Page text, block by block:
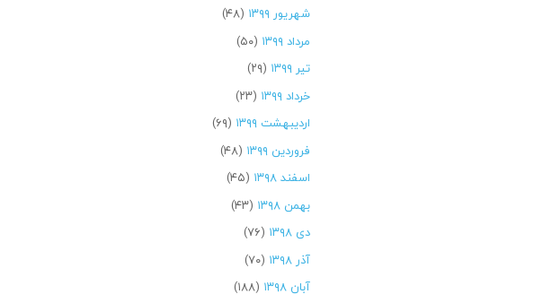
شهریور ۱۳۹۹
(۴۸)
مرداد ۱۳۹۹
(۵۰)
تیر ۱۳۹۹
(۲۹)
خرداد ۱۳۹۹
(۲۳)
اردیبهشت ۱۳۹۹
(۶۹)
فروردین ۱۳۹۹
(۴۸)
اسفند ۱۳۹۸
(۴۵)
بهمن ۱۳۹۸
(۴۳)
دی ۱۳۹۸
(۷۶)
آذر ۱۳۹۸
(۷۰)
آبان ۱۳۹۸
(۱۸۸)